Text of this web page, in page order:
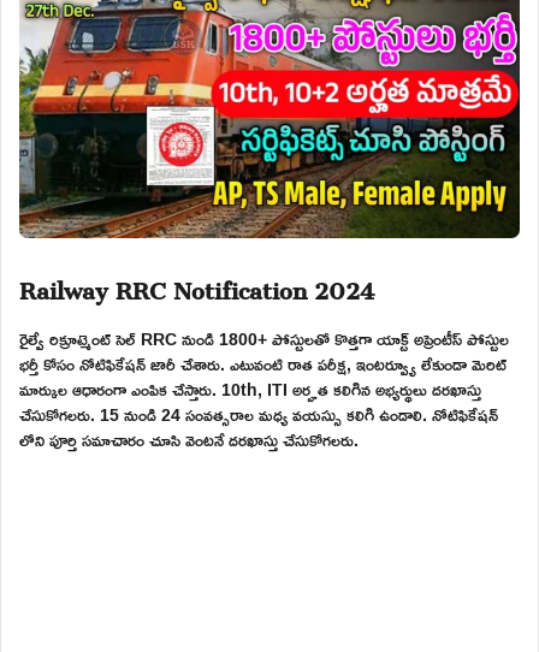
Railway RRC Notification 2024
రైల్వే రిక్రూట్మెంట్ సెల్ RRC నుండి 1800+ పోస్టులతో కొత్తగా యాక్ట్ అప్రెంటీస్ పోస్టుల
భర్తీ కోసం నోటిఫికేషన్ జారీ చేశారు. ఎటువంటి రాత పరీక్ష, ఇంటర్వ్యూ లేకుండా మెరిట్
మార్కుల ఆధారంగా ఎంపిక చేస్తారు. 10th, ITI అర్హత కలిగిన అభ్యర్థులు దరఖాస్తు
చేసుకోగలరు. 15 నుండి 24 సంవత్సరాల మధ్య వయస్సు కలిగి ఉండాలి. నోటిఫికేషన్
లోని పూర్తి సమాచారం చూసి వెంటనే దరఖాస్తు చేసుకోగలరు.